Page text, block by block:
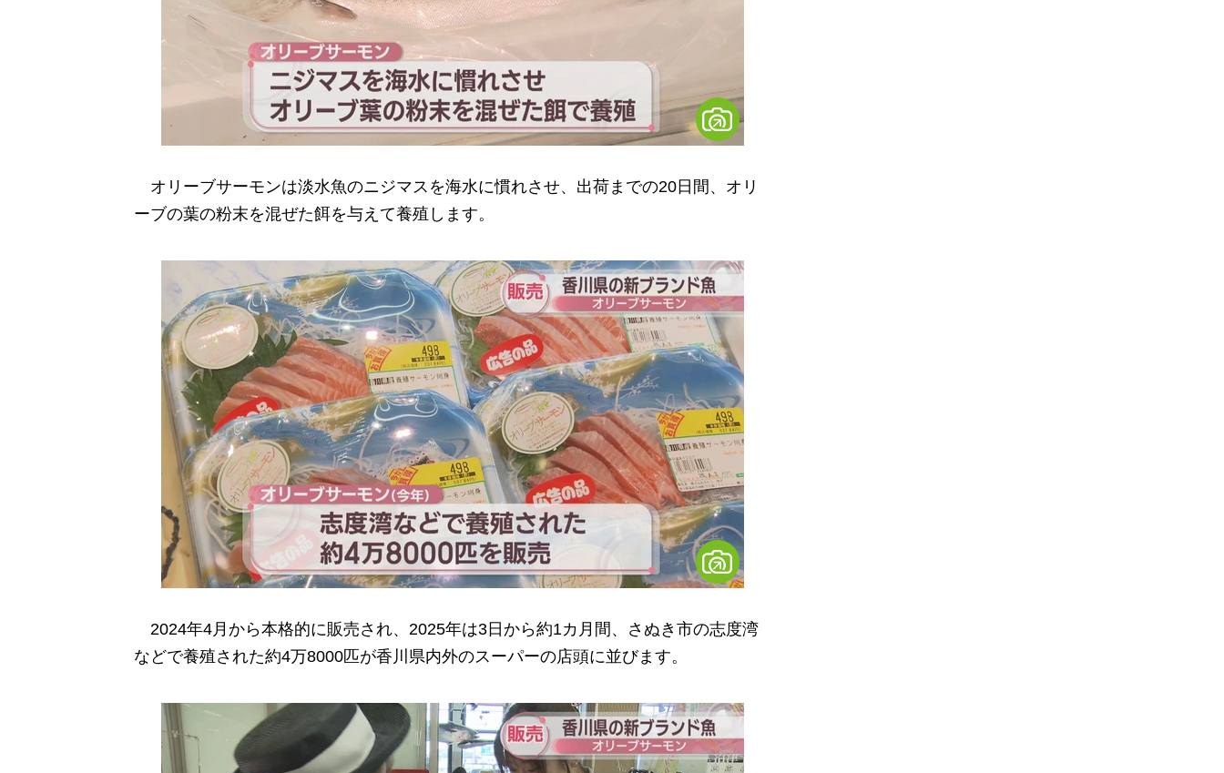
オリーブサーモンは淡水魚のニジマスを海水に慣れさせ、出荷までの20日間、オリ
ーブの葉の粉末を混ぜた餌を与えて養殖します。
2024年4月から本格的に販売され、2025年は3日から約1カ月間、さぬき市の志度湾
などで養殖された約4万8000匹が香川県内外のスーパーの店頭に並びます。